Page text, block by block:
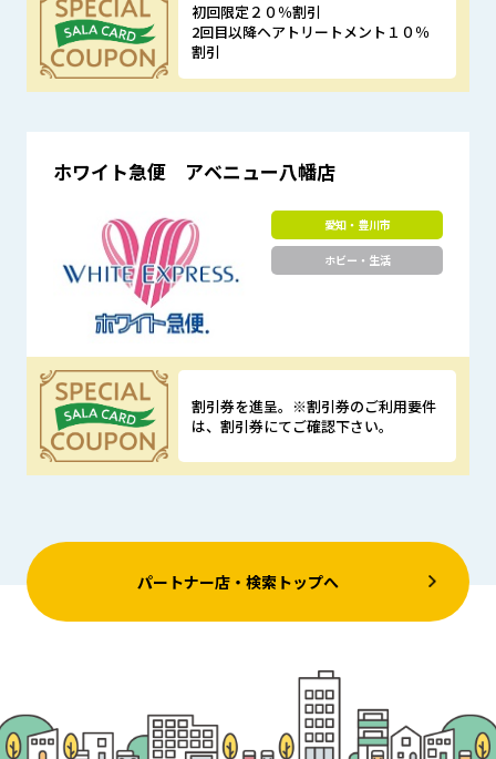
優待特典
初回限定２０％割引
2回目以降ヘアトリートメント１０％
割引
ホワイト急便 アベニュー八幡店
愛知・豊川市
ホビー・生活
優待特典
割引券を進呈。※割引券のご利用要件
は、割引券にてご確認下さい。
パートナー店・検索トップへ